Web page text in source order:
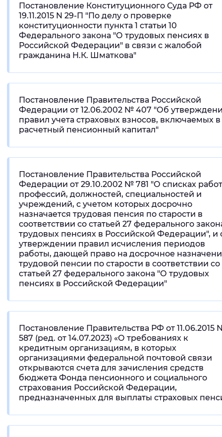
Постановление Конституционного Суда РФ от
19.11.2015 N 29-П "По делу о проверке
конституционности пункта 1 статьи 10
Федерального закона "О трудовых пенсиях в
Российской Федерации" в связи с жалобой
гражданина Н.К. Шматкова"
Постановление Правительства Российской
Федерации от 12.06.2002 № 407 "Об
правил учета страховых взносов, включаемых в
расчетный пенсионный капитал"
Постановление Правительства Российской
Федерации от 29.10.2002 № 781 "О списках
профессий, должностей, специальностей и
учреждений, с учетом которых досрочно
назначается трудовая пенсия по старости в
соответствии со статьей 27 федерального
трудовых пенсиях в Российской Федерации", и
утверждении правил исчисления периодов
работы, дающей право на досрочное
трудовой пенсии по старости в соответствии со
статьей 27 федерального закона "О трудовых
пенсиях в Российской Федерации"
Постановление Правительства РФ от 11.06.2015
587 (ред. от 14.07.2023) «О требованиях к
кредитным организациям, в которых
организациями федеральной почтовой связи
открываются счета для зачисления средств
бюджета Фонда пенсионного и социального
страхования Российской Федерации,
предназначенных для выплаты страховых